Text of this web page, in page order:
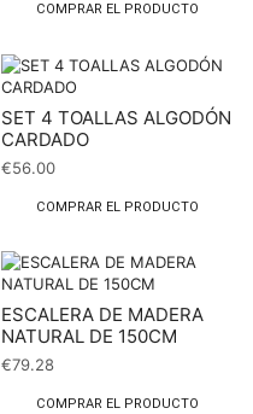
COMPRAR EL PRODUCTO
SET 4 TOALLAS ALGODÓN
CARDADO
€56.00
COMPRAR EL PRODUCTO
ESCALERA DE MADERA
NATURAL DE 150CM
€79.28
COMPRAR EL PRODUCTO